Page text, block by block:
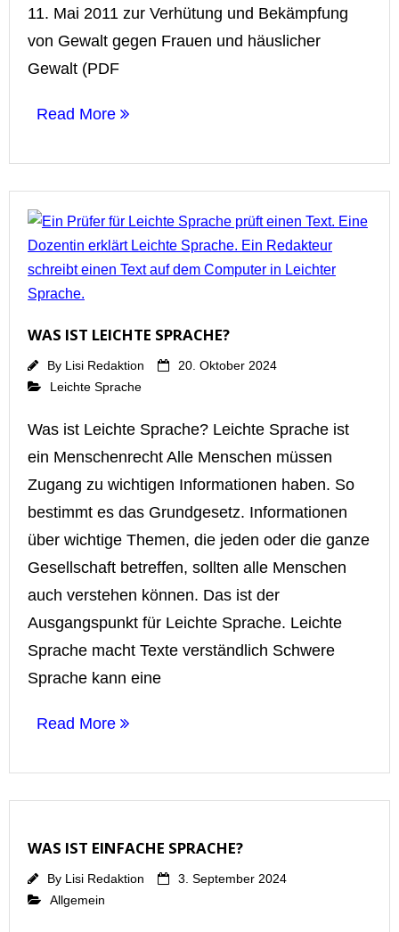
11. Mai 2011 zur Verhütung und Bekämpfung
von Gewalt gegen Frauen und häuslicher
Gewalt (PDF
Read More
WAS IST LEICHTE SPRACHE?
By Lisi Redaktion
20. Oktober 2024
Leichte Sprache
Was ist Leichte Sprache? Leichte Sprache ist
ein Menschenrecht Alle Menschen müssen
Zugang zu wichtigen Informationen haben. So
bestimmt es das Grundgesetz. Informationen
über wichtige Themen, die jeden oder die ganze
Gesellschaft betreffen, sollten alle Menschen
auch verstehen können. Das ist der
Ausgangspunkt für Leichte Sprache. Leichte
Sprache macht Texte verständlich Schwere
Sprache kann eine
Read More
WAS IST EINFACHE SPRACHE?
By Lisi Redaktion
3. September 2024
Allgemein